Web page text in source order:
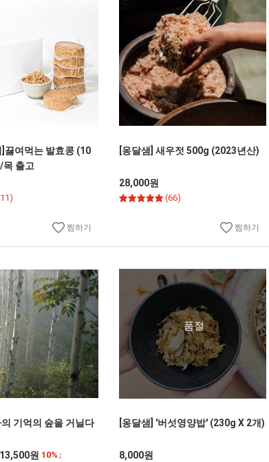
]끓여먹는 발효콩 (10
목 출고
찜하기
[옹달샘] 새우젓 500g (2023년산)
28,000원
(66)
찜하기
기억의 숲을 거닐다
13,500원 10%↓
품절
[옹달샘] '버섯영양밥' (230g X 2개)
8,000원